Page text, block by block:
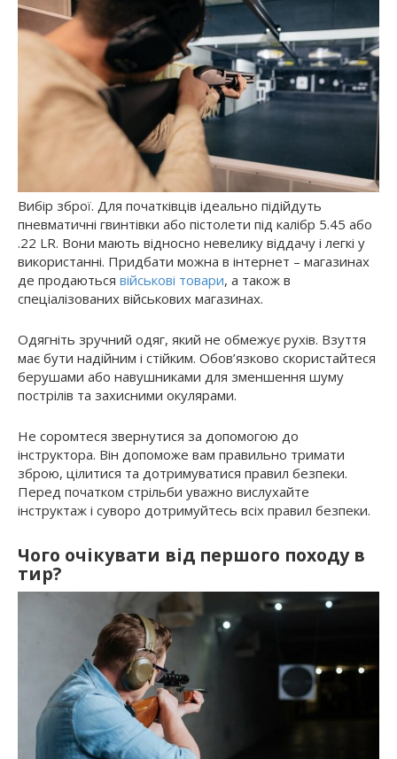
Вибір зброї. Для початківців ідеально підійдуть
пневматичні гвинтівки або пістолети під калібр 5.45 або
.22 LR. Вони мають відносно невелику віддачу і легкі у
використанні. Придбати можна в інтернет – магазинах
де продаються військові товари, а також в
спеціалізованих військових магазинах.
Одягніть зручний одяг, який не обмежує рухів. Взуття
має бути надійним і стійким. Обов’язково скористайтеся
берушами або навушниками для зменшення шуму
пострілів та захисними окулярами.
Не соромтеся звернутися за допомогою до
інструктора. Він допоможе вам правильно тримати
зброю, цілитися та дотримуватися правил безпеки.
Перед початком стрільби уважно вислухайте
інструктаж і суворо дотримуйтесь всіх правил безпеки.
Чого очікувати від першого походу в
тир?